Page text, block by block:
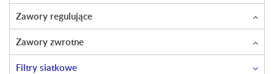
Zawory regulujące
Zawory zwrotne
Filtry siatkowe